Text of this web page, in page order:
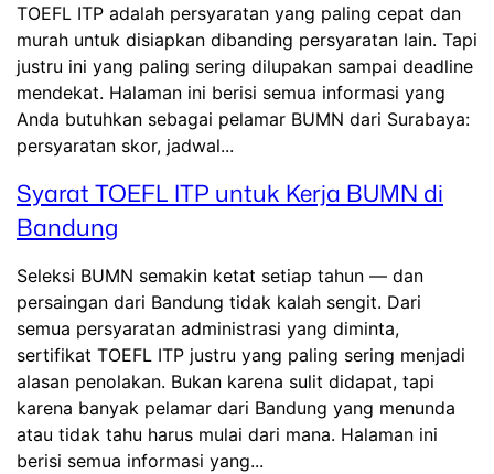
TOEFL ITP adalah persyaratan yang paling cepat dan
murah untuk disiapkan dibanding persyaratan lain. Tapi
justru ini yang paling sering dilupakan sampai deadline
mendekat. Halaman ini berisi semua informasi yang
Anda butuhkan sebagai pelamar BUMN dari Surabaya:
persyaratan skor, jadwal...
Syarat TOEFL ITP untuk Kerja BUMN di
Bandung
Seleksi BUMN semakin ketat setiap tahun — dan
persaingan dari Bandung tidak kalah sengit. Dari
semua persyaratan administrasi yang diminta,
sertifikat TOEFL ITP justru yang paling sering menjadi
alasan penolakan. Bukan karena sulit didapat, tapi
karena banyak pelamar dari Bandung yang menunda
atau tidak tahu harus mulai dari mana. Halaman ini
berisi semua informasi yang...